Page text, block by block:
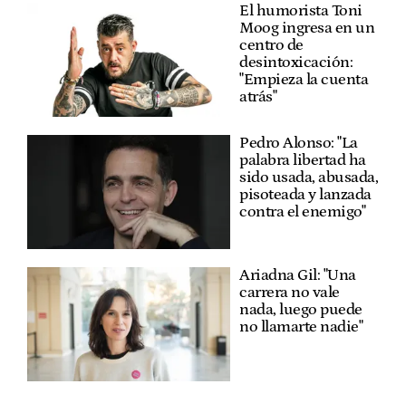
El humorista Toni
Moog ingresa en un
centro de
desintoxicación:
"Empieza la cuenta
atrás"
Pedro Alonso: "La
palabra libertad ha
sido usada, abusada,
pisoteada y lanzada
contra el enemigo"
Ariadna Gil: "Una
carrera no vale
nada, luego puede
no llamarte nadie"